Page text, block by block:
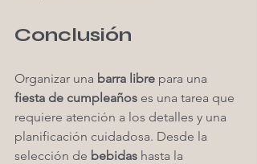
Conclusión
Organizar una barra libre para una
fiesta de cumpleaños es una tarea que
requiere atención a los detalles y una
planificación cuidadosa. Desde la
selección de bebidas hasta la